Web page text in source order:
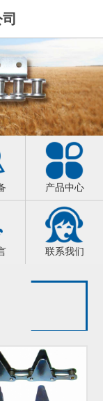
产品中心
联系我们